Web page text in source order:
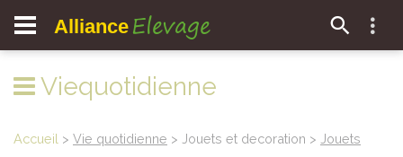
Alliance Elevage
Viequotidienne
Accueil > Vie quotidienne > Jouets et decoration > Jouets